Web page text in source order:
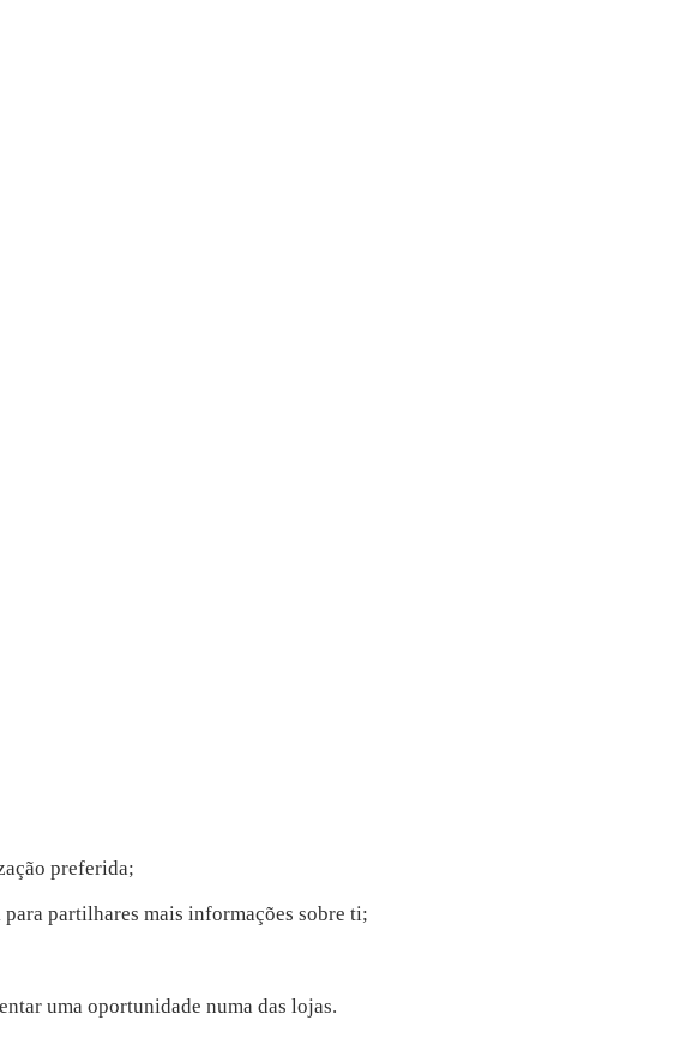
preferida;
partilhares mais informações sobre ti;
uma oportunidade numa das lojas.